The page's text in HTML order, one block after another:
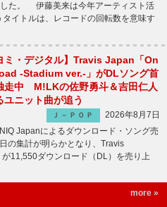
た。 伊藤美来は今年アーティスト活
イトルは、レコードの回転数を意味す
ミ・デジタル】Travis Japan「On
-Stadium ver.-」がDLソング首
走中 M!LKの佐野勇斗＆吉田仁人
ユニット曲が追う
Ｊ－ＰＯＰ
2026年8月7日
Japanによるダウンロード・ソング売
の集計が明らかとなり、Travis
11,550ダウンロード（DL）を売り上
more »